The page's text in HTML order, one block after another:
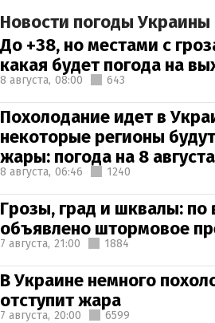
Новости погоды
До +38, но местами с
какая будет погода на
8 августа, 08:00 643
Похолодание идет в
некоторые регионы
жары: погода на 8 августа
8 августа, 06:46 1240
Грозы, град и шквалы: по
объявлено штормовое
7 августа, 21:00 1884
В Украине немного
отступит жара
7 августа, 20:00 6599